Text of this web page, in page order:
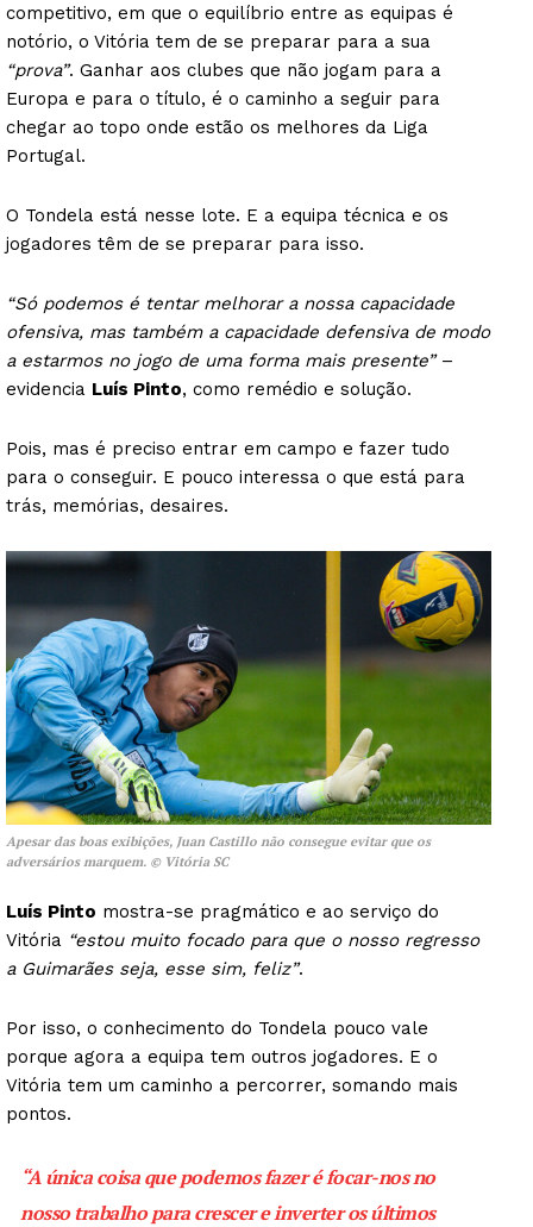
competitivo, em que o equilíbrio entre as equipas é
notório, o Vitória tem de se preparar para a sua
“prova”. Ganhar aos clubes que não jogam para a
Europa e para o título, é o caminho a seguir para
chegar ao topo onde estão os melhores da Liga
Portugal.
O Tondela está nesse lote. E a equipa técnica e os
jogadores têm de se preparar para isso.
“Só podemos é tentar melhorar a nossa capacidade
ofensiva, mas também a capacidade defensiva de modo
a estarmos no jogo de uma forma mais presente”–
evidencia Luís Pinto, como remédio e solução.
Pois, mas é preciso entrar em campo e fazer tudo
para o conseguir. E pouco interessa o que está para
trás, memórias, desaires.
Apesar das boas exibições, Juan Castillo não consegue evitar que os
adversários marquem. © Vitória SC
Luís Pinto mostra-se pragmático e ao serviço do
Vitória “estou muito focado para que o nosso regresso
a Guimarães seja, esse sim, feliz”.
Por isso, o conhecimento do Tondela pouco vale
porque agora a equipa tem outros jogadores. E o
Vitória tem um caminho a percorrer, somando mais
pontos.
“A única coisa que podemos fazer é focar-nos no
nosso trabalho para crescer e inverter os últimos